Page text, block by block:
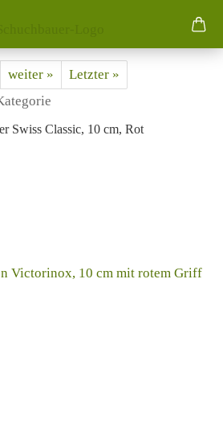
weiter »
Letzter »
Swiss Classic, 10 cm, Rot